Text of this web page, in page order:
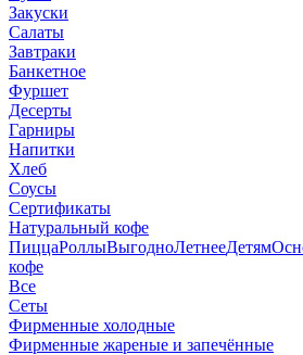
Закуски
Салаты
Завтраки
Банкетное
Фуршет
Десерты
Гарниры
Напитки
Хлеб
Соусы
Сертификаты
Натуральный кофе
ПиццаРоллыВыгодноЛетнееДетям
кофе
Все
Сеты
Фирменные холодные
Фирменные жареные и запечённые